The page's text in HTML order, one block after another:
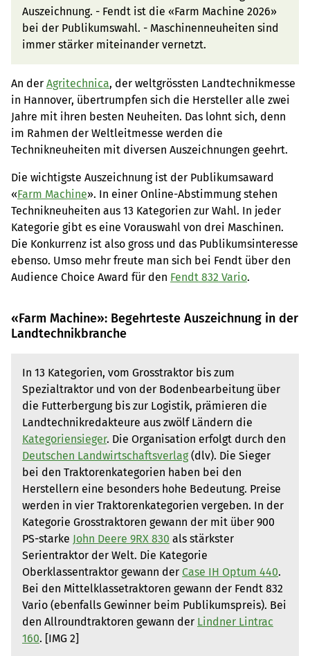
Auszeichnung. - Fendt ist die «Farm Machine 2026»
bei der Publikumswahl. - Maschinenneuheiten sind
immer stärker miteinander vernetzt.
An der Agritechnica, der weltgrössten Landtechnikmesse
in Hannover, übertrumpfen sich die Hersteller alle zwei
Jahre mit ihren besten Neuheiten. Das lohnt sich, denn
im Rahmen der Weltleitmesse werden die
Technikneuheiten mit diversen Auszeichnungen geehrt.
Die wichtigste Auszeichnung ist der Publikumsaward
«Farm Machine». In einer Online-Abstimmung stehen
Technikneuheiten aus 13 Kategorien zur Wahl. In jeder
Kategorie gibt es eine Vorauswahl von drei Maschinen.
Die Konkurrenz ist also gross und das Publikumsinteresse
ebenso. Umso mehr freute man sich bei Fendt über den
Audience Choice Award für den Fendt 832 Vario.
«Farm Machine»: Begehrteste Auszeichnung in der
Landtechnikbranche
In 13 Kategorien, vom Grosstraktor bis zum
Spezialtraktor und von der Bodenbearbeitung über
die Futterbergung bis zur Logistik, prämieren die
Landtechnikredakteure aus zwölf Ländern die
Kategoriensieger. Die Organisation erfolgt durch den
Deutschen Landwirtschaftsverlag(dlv). Die Sieger
bei den Traktorenkategorien haben bei den
Herstellern eine besonders hohe Bedeutung. Preise
werden in vier Traktorenkategorien vergeben. In der
Kategorie Grosstraktoren gewann der mit über 900
PS-starke John Deere 9RX 830 als stärkster
Serientraktor der Welt. Die Kategorie
Oberklassentraktor gewann der Case IH Optum 440.
Bei den Mittelklassetraktoren gewann der Fendt 832
Vario (ebenfalls Gewinner beim Publikumspreis). Bei
den Allroundtraktoren gewann der Lindner Lintrac
160. [IMG 2]